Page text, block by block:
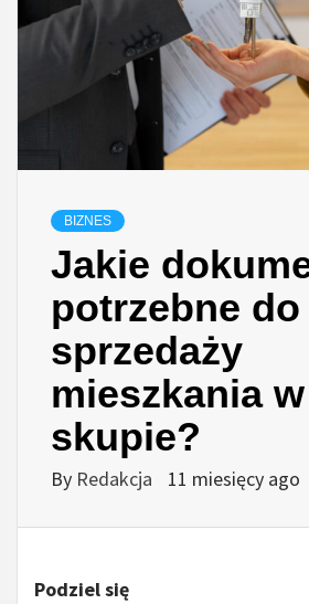
BIZNES
Jakie
potrzebne do
sprzedaży
mieszkania w
skupie?
By Redakcja 11 miesięcy ago
Podziel się